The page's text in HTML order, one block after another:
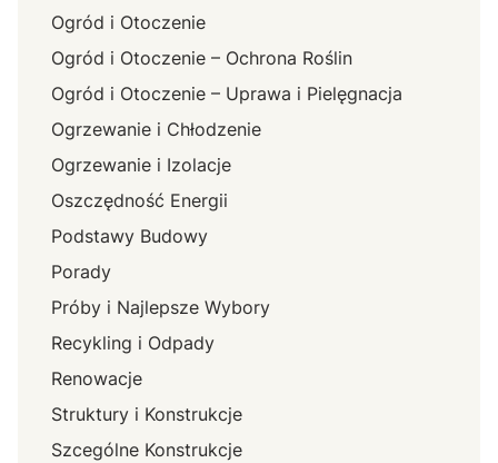
Ogród i Otoczenie
Ogród i Otoczenie – Ochrona Roślin
Ogród i Otoczenie – Uprawa i Pielęgnacja
Ogrzewanie i Chłodzenie
Ogrzewanie i Izolacje
Oszczędność Energii
Podstawy Budowy
Porady
Próby i Najlepsze Wybory
Recykling i Odpady
Renowacje
Struktury i Konstrukcje
Szcególne Konstrukcje